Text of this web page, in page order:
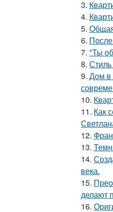
3.
4.
5.
6.
7. "Ты
8.
9. Дом в
10.
11. Как
12.
13.
14.
века.
15.
делают
16.